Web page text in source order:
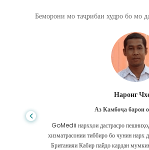
Беморони мо таҷрибаи худро бо мо
Шандха
Аз Бангладеш барои
Ман ба писарам ва дастаи олиҷаноби
Бангладеш ба Ҳиндустон барои
ташаккур гуфтам. Мо дар